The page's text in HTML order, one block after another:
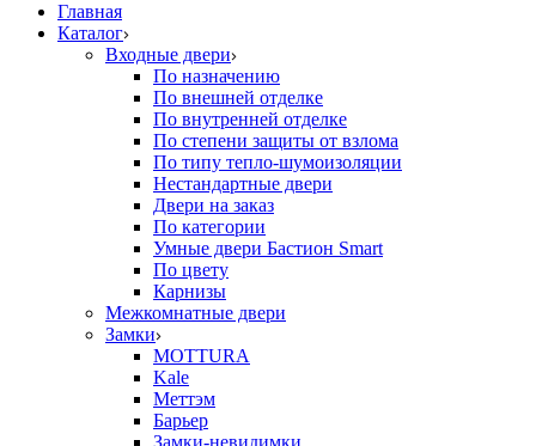
Главная
Каталог
Входные двери
По назначению
По внешней отделке
По внутренней отделке
По степени защиты от взлома
По типу тепло-шумоизоляции
Нестандартные двери
Двери на заказ
По категории
Умные двери Бастион Smart
По цвету
Карнизы
Межкомнатные двери
Замки
MOTTURA
Kale
Меттэм
Барьер
Замки-невидимки